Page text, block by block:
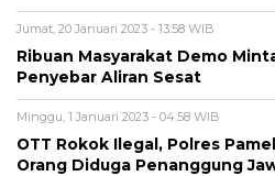
Jumat, 20 Januari 2023 - 13:58 WIB
Ribuan Masyarakat Demo
Penyebar Aliran Sesat
Minggu, 1 Januari 2023 - 04:58 WIB
OTT Rokok Ilegal, Polres
Orang Diduga Penanggung